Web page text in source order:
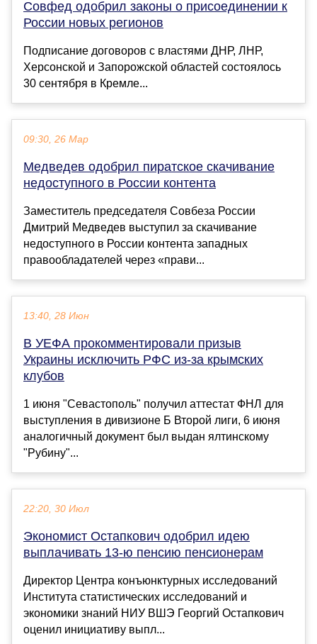
Совфед одобрил законы о присоединении к
России новых регионов
Подписание договоров с властями ДНР, ЛНР,
Херсонской и Запорожской областей состоялось
30 сентября в Кремле...
09:30, 26 Мар
Медведев одобрил пиратское скачивание
недоступного в России контента
Заместитель председателя Совбеза России
Дмитрий Медведев выступил за скачивание
недоступного в России контента западных
правообладателей через «прави...
13:40, 28 Июн
В УЕФА прокомментировали призыв
Украины исключить РФС из-за крымских
клубов
1 июня "Севастополь" получил аттестат ФНЛ для
выступления в дивизионе Б Второй лиги, 6 июня
аналогичный документ был выдан ялтинскому
"Рубину"...
22:20, 30 Июл
Экономист Остапкович одобрил идею
выплачивать 13-ю пенсию пенсионерам
Директор Центра конъюнктурных исследований
Института статистических исследований и
экономики знаний НИУ ВШЭ Георгий Остапкович
оценил инициативу выпл...